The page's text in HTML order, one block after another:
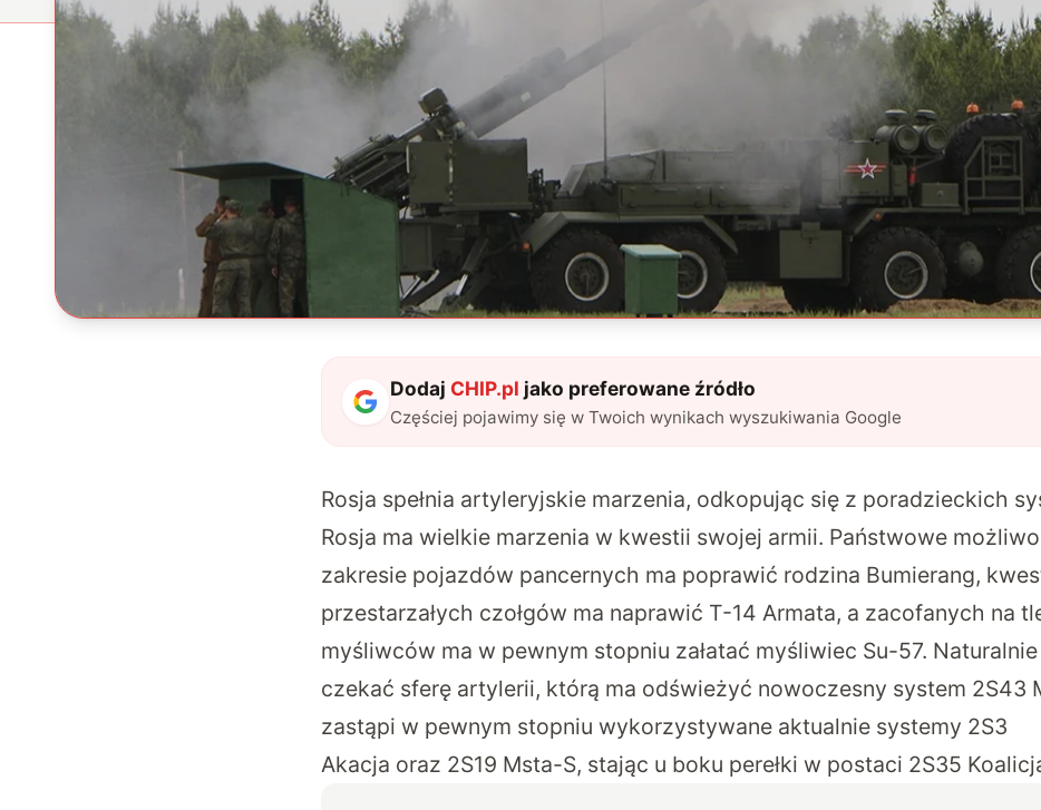
Dodaj CHIP.pl jako preferowane źródło
Częściej pojawimy się w Twoich wynikach wyszukiwania Google
Rosja spełnia artyleryjskie marzenia, odkopując się z poradzieckich
Rosja ma wielkie marzenia w kwestii swojej armii. Państwowe
zakresie pojazdów pancernych ma poprawić rodzina Bumierang,
przestarzałych czołgów ma naprawić T-14 Armata, a zacofanych na
myśliwców ma w pewnym stopniu załatać myśliwiec Su-57.
czekać sferę artylerii, którą ma odświeżyć nowoczesny system 2S43
zastąpi w pewnym stopniu wykorzystywane aktualnie systemy 2S3
Akacja oraz 2S19 Msta-S, stając u boku perełki w postaci 2S35